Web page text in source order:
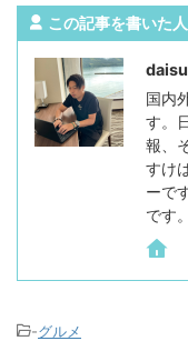
この記事を書いた人
国内
す。
報、
すけ
ーで
です。
-グルメ